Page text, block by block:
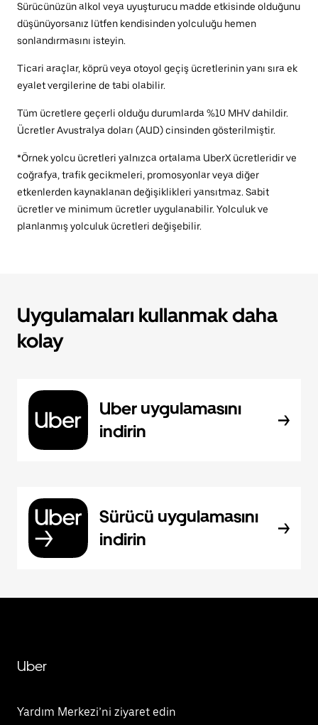
Sürücünüzün alkol veya uyuşturucu madde etkisinde olduğunu
düşünüyorsanız lütfen kendisinden yolculuğu hemen
sonlandırmasını isteyin.
Ticari araçlar, köprü veya otoyol geçiş ücretlerinin yanı sıra ek
eyalet vergilerine de tabi olabilir.
Tüm ücretlere geçerli olduğu durumlarda %10 MHV dahildir.
Ücretler Avustralya doları (AUD) cinsinden gösterilmiştir.
*Örnek yolcu ücretleri yalnızca ortalama UberX ücretleridir ve
coğrafya, trafik gecikmeleri, promosyonlar veya diğer
etkenlerden kaynaklanan değişiklikleri yansıtmaz. Sabit
ücretler ve minimum ücretler uygulanabilir. Yolculuk ve
planlanmış yolculuk ücretleri değişebilir.
Uygulamaları kullanmak daha
kolay
Uber uygulamasını
indirin
Sürücü uygulamasını
indirin
Uber
Yardım Merkezi’ni ziyaret edin